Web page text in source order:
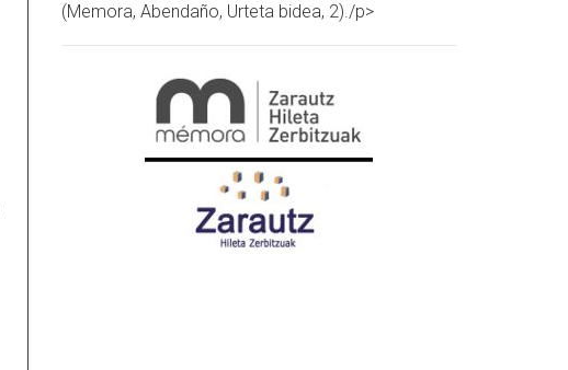
(Memora, Abendaño, Urteta bidea, 2)./p>